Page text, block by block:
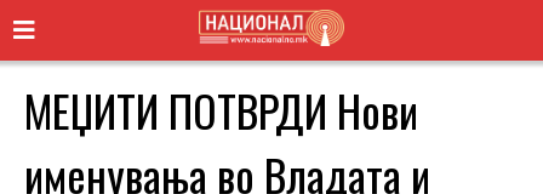
МЕЏИТИ ПОТВРДИ Нови
именувања во Владата и